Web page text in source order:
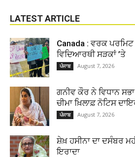
LATEST ARTICLE
Canada : ਵਰਕ
ਵਿਦਿਆਰਥੀ ਸੜਕਾਂ ’ਤੇ
ਪੰਜਾਬ August 7, 2026
ਗਨੀਵ ਕੌਰ ਨੇ ਵਿਧਾਨ
ਚੀਮਾ ਖ਼ਿਲਾਫ਼ ਨੋਟਿਸ
ਪੰਜਾਬ August 7, 2026
ਸ਼ੇਖ਼ ਹਸੀਨਾ ਦਾ ਦਸੰਬਰ
ਇਰਾਦਾ